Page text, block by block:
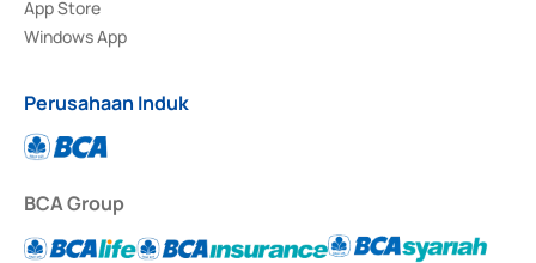
App Store
Windows App
Perusahaan Induk
BCA Group